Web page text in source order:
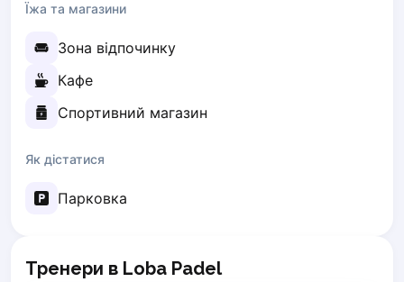
Katowice
Kielce
Kościerzyna
Krakow
Legionowo
Lublin
Nowy Sącz
Piaseczno
Їжа та магазини
Зона відпочинку
Кафе
Спортивний магазин
Як дістатися
Парковка
Тренери в Loba Padel